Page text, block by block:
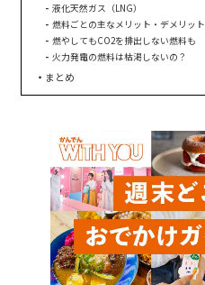
液化天然ガス（LNG）
燃料ごとの主なメリット・デメリット
燃やしてもCO2を排出しない燃料も
火力発電の燃料は枯渇しないの？
まとめ